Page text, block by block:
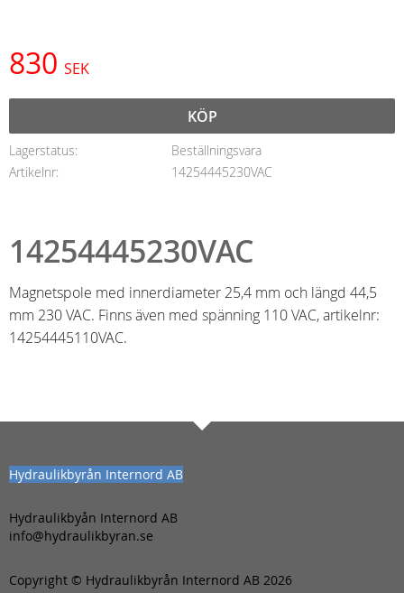
830 SEK
KÖP
Lagerstatus
Beställningsvara
Artikelnr
14254445230VAC
14254445230VAC
Magnetspole med innerdiameter 25,4 mm och längd 44,5
mm 230 VAC. Finns även med spänning 110 VAC, artikelnr:
14254445110VAC.
Hydraulikbyrån Internord AB
Hydraulikbyån Internord AB
info@hydraulikbyran.se
Copyright © Hydraulikbyrån Internord AB 2026